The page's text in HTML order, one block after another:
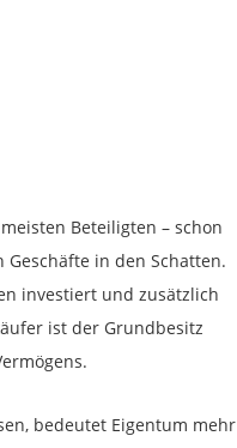
Beteiligten – schon
in den Schatten.
investiert und zusätzlich
ist der Grundbesitz
bedeutet Eigentum mehr